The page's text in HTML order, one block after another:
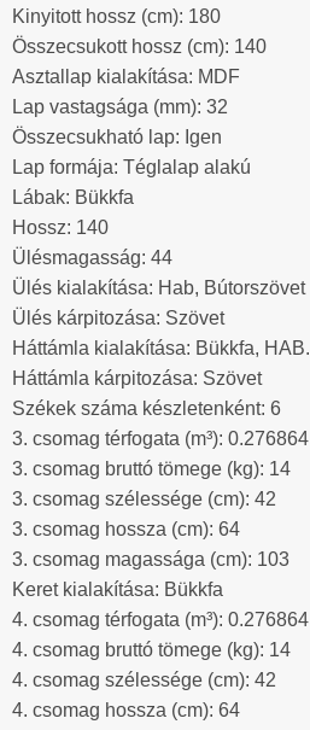
Kinyitott hossz (cm): 180
Összecsukott hossz (cm): 140
Asztallap kialakítása: MDF
Lap vastagsága (mm): 32
Összecsukható lap: Igen
Lap formája: Téglalap alakú
Lábak: Bükkfa
Hossz: 140
Ülésmagasság: 44
Ülés kialakítása: Hab, Bútorszövet
Ülés kárpitozása: Szövet
Háttámla kialakítása: Bükkfa, HAB.
Háttámla kárpitozása: Szövet
Székek száma készletenként: 6
3. csomag térfogata (m³): 0.276864
3. csomag bruttó tömege (kg): 14
3. csomag szélessége (cm): 42
3. csomag hossza (cm): 64
3. csomag magassága (cm): 103
Keret kialakítása: Bükkfa
4. csomag térfogata (m³): 0.276864
4. csomag bruttó tömege (kg): 14
4. csomag szélessége (cm): 42
4. csomag hossza (cm): 64